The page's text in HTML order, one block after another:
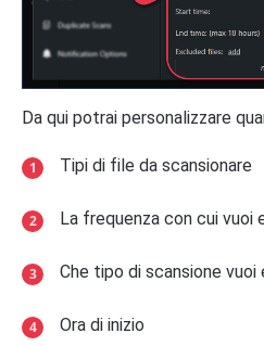
Da qui potrai personalizzare
Tipi di file da scansionare
La frequenza con cui vuoi
Che tipo di scansione vuoi
Ora di inizio